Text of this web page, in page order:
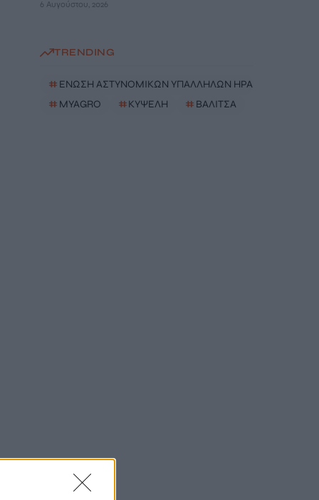
6 Αυγούστου, 2026
TRENDING
# ΕΝΩΣΗ ΑΣΤΥΝΟΜΙΚΩΝ ΥΠΑΛΛΗΛΩΝ ΗΡΑΚΛΕΙΟΥ
# MYAGRO #ΚΥΨΕΛΗ # ΒΑΛΙΤΣΑ